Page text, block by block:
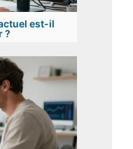
est-il
?